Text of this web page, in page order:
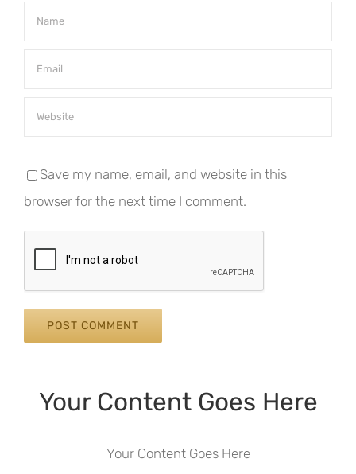
Save my name, email, and website in this
browser for the next time I comment.
Your Content Goes Here
Your Content Goes Here